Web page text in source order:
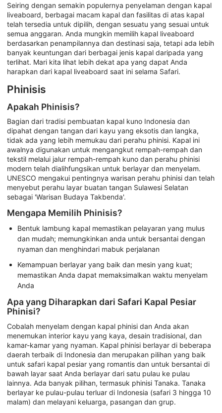
Seiring dengan semakin populernya penyelaman dengan kapal
liveaboard, berbagai macam kapal dan fasilitas di atas kapal
telah tersedia untuk dipilih, dengan sesuatu yang sesuai untuk
semua anggaran. Anda mungkin memilih kapal liveaboard
berdasarkan penampilannya dan destinasi saja, tetapi ada lebih
banyak keuntungan dari berbagai jenis kapal daripada yang
terlihat. Mari kita lihat lebih dekat apa yang dapat Anda
harapkan dari kapal liveaboard saat ini selama Safari.
Phinisis
Apakah Phinisis?
Bagian dari tradisi pembuatan kapal kuno Indonesia dan
dipahat dengan tangan dari kayu yang eksotis dan langka,
tidak ada yang lebih memukau dari perahu phinisi. Kapal ini
awalnya digunakan untuk mengangkut rempah-rempah dan
tekstil melalui jalur rempah-rempah kuno dan perahu phinisi
modern telah dialihfungsikan untuk berlayar dan menyelam.
UNESCO mengakui pentingnya warisan perahu phinisi dan telah
menyebut perahu layar buatan tangan Sulawesi Selatan
sebagai 'Warisan Budaya Takbenda'.
Mengapa Memilih Phinisis?
Bentuk lambung kapal memastikan pelayaran yang mulus
dan mudah; memungkinkan anda untuk bersantai dengan
nyaman dan menghindari mabuk perjalanan
Kemampuan berlayar yang baik dan mesin yang kuat;
memastikan Anda dapat memaksimalkan waktu menyelam
Anda
Apa yang Diharapkan dari Safari Kapal Pesiar
Phinisi?
Cobalah menyelam dengan kapal phinisi dan Anda akan
menemukan interior kayu yang kaya, desain tradisional, dan
kamar-kamar yang nyaman. Kapal phinisi berlayar di beberapa
daerah terbaik di Indonesia dan merupakan pilihan yang baik
untuk safari kapal pesiar yang romantis dan untuk bersantai di
bawah layar saat Anda berlayar dari satu pulau ke pulau
lainnya. Ada banyak pilihan, termasuk phinisi Tanaka. Tanaka
berlayar ke pulau-pulau terluar di Indonesia (safari 3 hingga 10
malam) dan melayani keluarga, pasangan dan grup.